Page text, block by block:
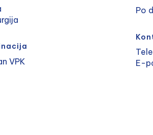
VPK
Po
E-